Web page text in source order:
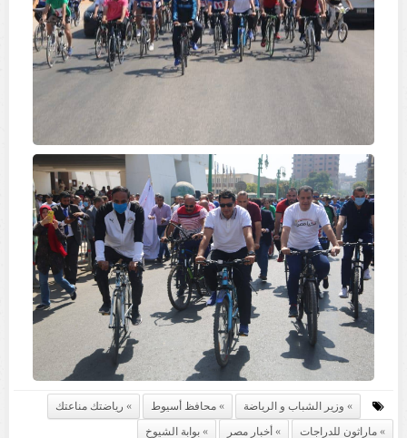
وزير الشباب و الرياضة محافظ أسيوط
رياضتك مناعتك
ماراثون للدراجات
أخبار مصر بوابة الشيوخ